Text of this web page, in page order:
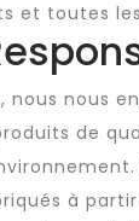
et toutes
nous nous
de
à